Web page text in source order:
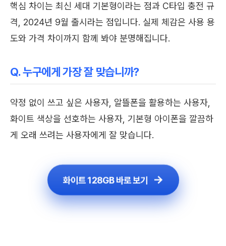
핵심 차이는 최신 세대 기본형이라는 점과 C타입 충전 규
격, 2024년 9월 출시라는 점입니다. 실제 체감은 사용 용
도와 가격 차이까지 함께 봐야 분명해집니다.
Q. 누구에게 가장 잘 맞습니까?
약정 없이 쓰고 싶은 사용자, 알뜰폰을 활용하는 사용자,
화이트 색상을 선호하는 사용자, 기본형 아이폰을 깔끔하
게 오래 쓰려는 사용자에게 잘 맞습니다.
화이트 128GB 바로 보기